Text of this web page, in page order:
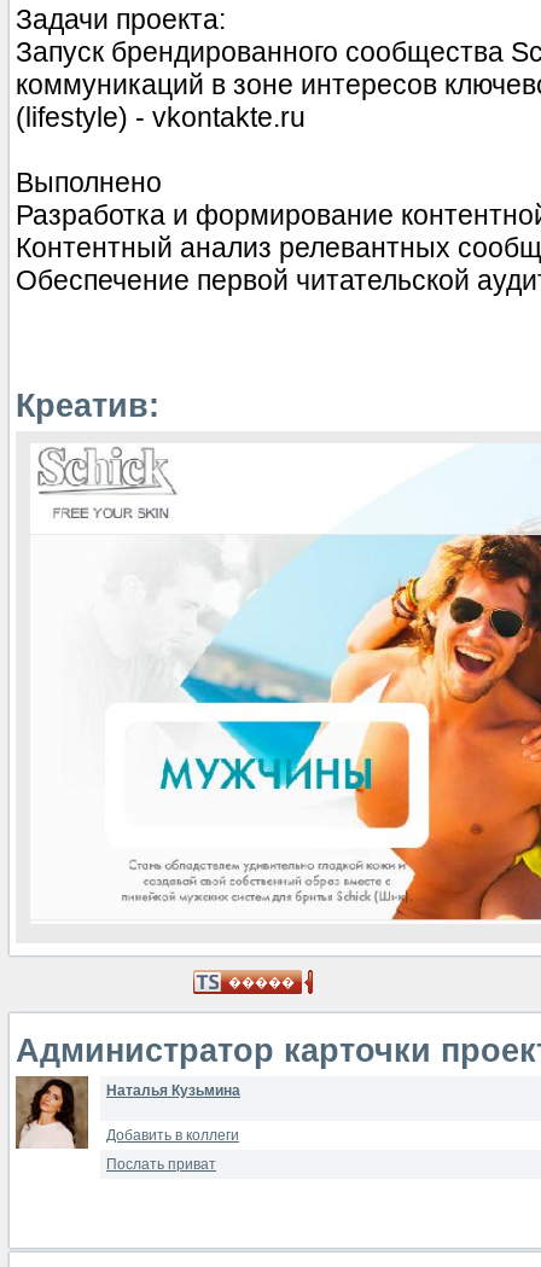
Задачи проекта:
Запуск брендированного сообщества
коммуникаций в зоне интересов
(lifestyle) - vkontakte.ru
Выполнено
Разработка и формирование
Контентный анализ релевантных
Обеспечение первой читательской
Креатив:
Администратор карточки
Наталья Кузьмина
Добавить в коллеги
Послать приват